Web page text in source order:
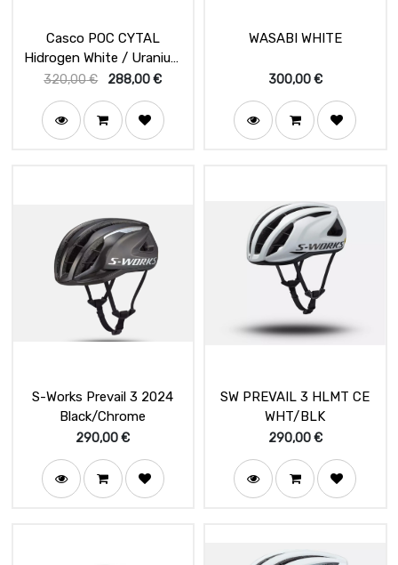
Casco POC CYTAL
Hidrogen White / Uranium
Blk Matt
320,00€ 288,00€
WASABI WHITE
300,00€
S-Works Prevail 3 2024
Black/Chrome
290,00€
SW PREVAIL 3 HLMT CE
WHT/BLK
290,00€